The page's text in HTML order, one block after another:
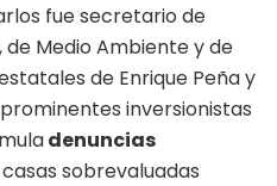
fue secretario de
Medio Ambiente y de
de Enrique Peña y
inversionistas
denuncias
sobrevaluadas